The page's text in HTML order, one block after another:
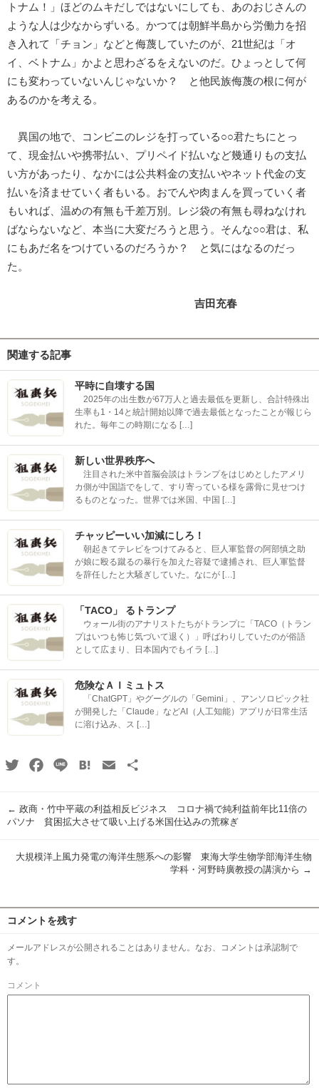
トナム！」ほどのムキだしではないにしても、あのおじさんの
ような人は少なからずいる。かつては朝鮮半島から労働力を招
き入れて「チョン」などと侮蔑していたのが、21世紀は「オ
イ、ベトナム」かよと思わざるをえないのだ。ひょっとして何
にも変わっていないんじゃないか？ と他民族侮蔑の根に何が
あるのかを考える。
異国の地で、コンビニのレジを打っている○○君たちにとっ
て、現金払いや携帯払い、プリペイド払いなど幾通りもの支払
い方があったり、なかには公共料金の支払いやネット代金の支
払いを済ませていく者もいる。おでんや肉まんを買っていく者
もいれば、温めの有無も千差万別。レジ袋の有無も尋ねなけれ
ばならないなど、本当に大変だろうと思う。そんな○○君は、私
にもあだ名をつけているのだろうか？ と気にはなるのだっ
た。
吉田充春
関連する記事
平時に自壊する国
2025年の出生数が67万人と過去最低を更新し、合計特殊出
生率も1・14と統計開始以降で過去最低となったことが報じら
れた。毎年この時期になる […]
新しい世界秩序へ
注目された米中首脳会談はトランプをはじめとしたアメリ
カ側が中国詣でをして、すり寄っている様を露骨に見せつけ
るものとなった。世界では米国、中国 […]
チャッピーいい加減にしろ！
朝起きてテレビをつけてみると、巨人軍監督の阿部慎之助
が娘に殴る蹴るの暴行を加えた容疑で逮捕され、巨人軍監督
を辞任したと大騒ぎしていた。なにが […]
「TACO」 るトランプ
ウォール街のアナリストたちがトランプに「TACO（トラン
プはいつも怖じ気づいて退く）」呼ばわりしていたのが俗語
として広まり、日本国内でもイラ […]
危険なＡＩミュトス
「ChatGPT」やグーグルの「Gemini」、アンソロピック社
が開発した「Claude」などAI（人工知能）アプリが日常生活
に溶け込み、ス […]
TwitterFacebook
Line HatenaEmail
← 政商・竹中平蔵の利益相反ビジネス コロナ禍で純利益前年比11倍の
パソナ 貧困拡大させて吸い上げる米国仕込みの荒稼ぎ
大規模洋上風力発電の海洋生態系への影響 東海大学生物学部海洋生物
学科・河野時廣教授の講演から →
コメントを残す
メールアドレスが公開されることはありません。なお、コメントは承認制で
す。
コメント